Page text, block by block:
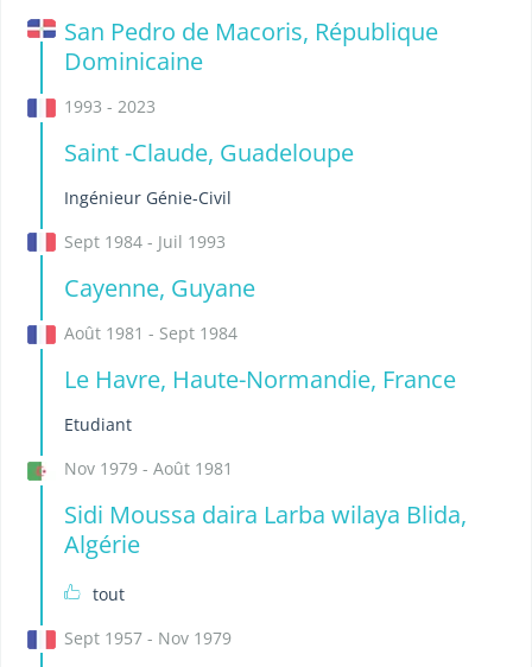
San Pedro de Macoris, République
Dominicaine
1993 - 2023
Saint -Claude, Guadeloupe
Ingénieur Génie-Civil
Sept 1984 - Juil 1993
Cayenne, Guyane
Août 1981 - Sept 1984
Le Havre, Haute-Normandie, France
Etudiant
Nov 1979 - Août 1981
Sidi Moussa daira Larba wilaya Blida,
Algérie
tout
Sept 1957 - Nov 1979